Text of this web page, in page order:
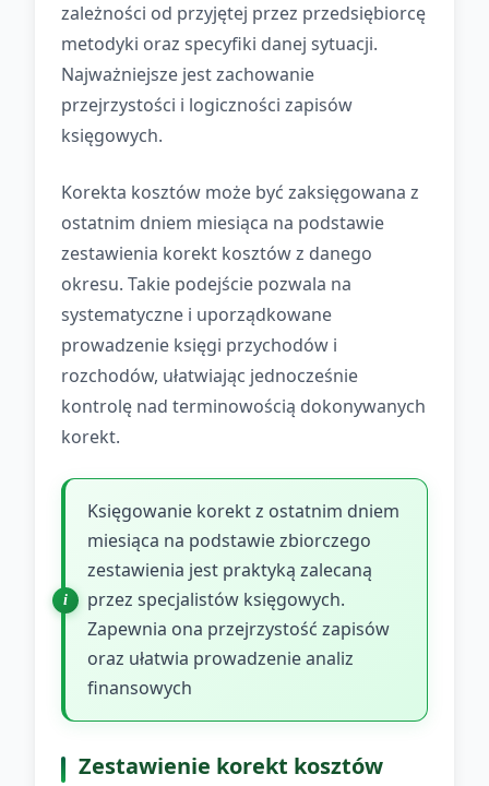
zależności od przyjętej przez przedsiębiorcę
metodyki oraz specyfiki danej sytuacji.
Najważniejsze jest zachowanie
przejrzystości i logiczności zapisów
księgowych.
Korekta kosztów może być zaksięgowana z
ostatnim dniem miesiąca na podstawie
zestawienia korekt kosztów z danego
okresu. Takie podejście pozwala na
systematyczne i uporządkowane
prowadzenie księgi przychodów i
rozchodów, ułatwiając jednocześnie
kontrolę nad terminowością dokonywanych
korekt.
Księgowanie korekt z ostatnim dniem
miesiąca na podstawie zbiorczego
zestawienia jest praktyką zalecaną
przez specjalistów księgowych.
Zapewnia ona przejrzystość zapisów
oraz ułatwia prowadzenie analiz
finansowych
Zestawienie korekt kosztów